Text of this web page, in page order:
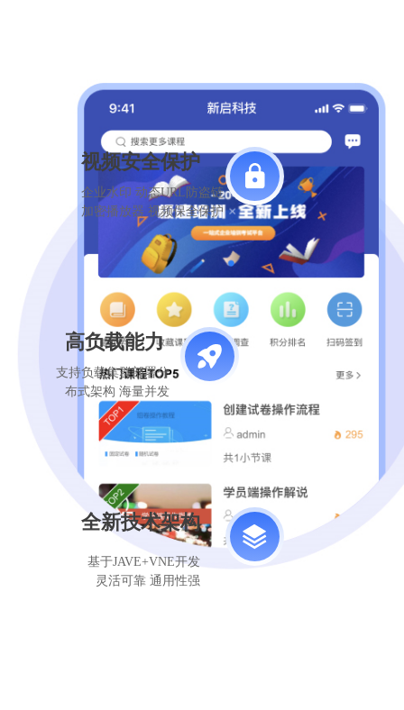
视频安全保护
企业水印 动态URL防盗链
加密播放器 视频保全保护
高负载能力
支持负载集群部署分
布式架构 海量并发
全新技术架构
基于JAVE+VNE开发
灵活可靠 通用性强